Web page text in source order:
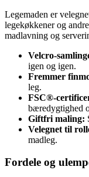
Legemaden er
legekøkkener og
madlavning og
Velcro-
igen og igen.
Fremmer
leg.
FSC®-
bæredygtighed
Giftfri maling:
Velegnet til
madleg.
Fordele og